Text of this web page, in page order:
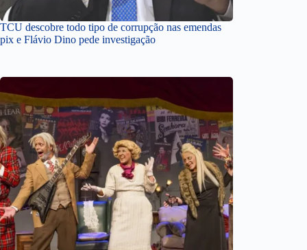
TCU descobre todo tipo de corrupção nas emendas
pix e Flávio Dino pede investigação